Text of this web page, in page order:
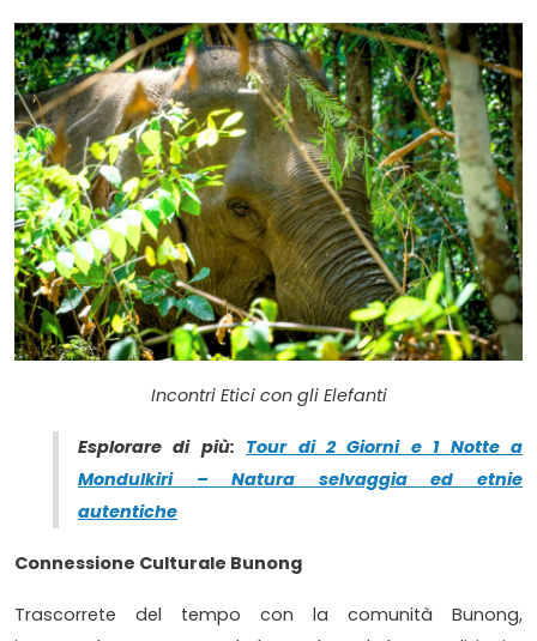
Incontri Etici con gli Elefanti
Esplorare di più: Tour di 2 Giorni e 1 Notte a
Mondulkiri – Natura selvaggia ed etnie
autentiche
Connessione Culturale Bunong
Trascorrete del tempo con la comunità Bunong,